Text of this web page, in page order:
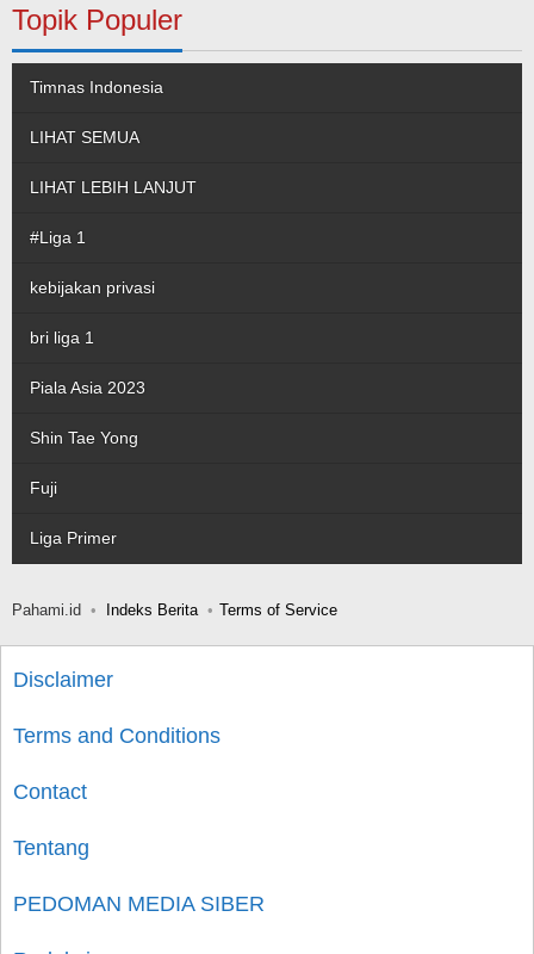
Topik Populer
Timnas Indonesia
LIHAT SEMUA
LIHAT LEBIH LANJUT
#Liga 1
kebijakan privasi
bri liga 1
Piala Asia 2023
Shin Tae Yong
Fuji
Liga Primer
Pahami.id Indeks Berita Terms of Service
Disclaimer
Terms and Conditions
Contact
Tentang
PEDOMAN MEDIA SIBER